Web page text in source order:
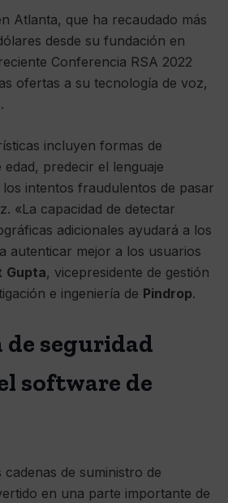
Atlanta, que ha recaudado más
desde su fundación en
Conferencia RSA 2022
ofertas a su tecnología de voz,
incluyen formas de
predecir el lenguaje
intentos fraudulentos de pasar
«La capacidad de detectar
adicionales ayudará a los
a autenticar mejor a los usuarios
Gupta, vicepresidente de gestión
e ingeniería de Pindrop.
seguridad
software de
de suministro de
en una parte importante de